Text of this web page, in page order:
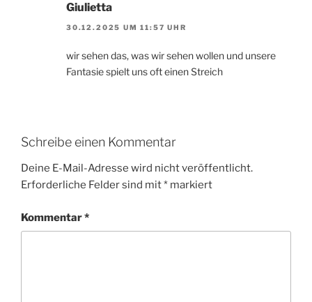
Giulietta
30.12.2025 UM 11:57 UHR
wir sehen das, was wir sehen wollen und unsere
Fantasie spielt uns oft einen Streich
Schreibe einen Kommentar
Deine E-Mail-Adresse wird nicht veröffentlicht.
Erforderliche Felder sind mit* markiert
Kommentar*